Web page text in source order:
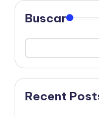
Buscar
Recent